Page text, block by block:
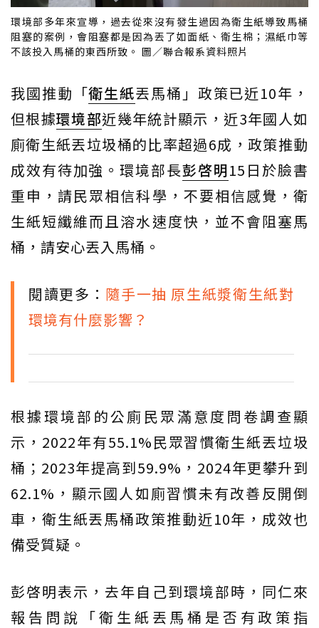
環境部多年來宣導，過去從來沒有發生過因為衛生紙導致馬桶
阻塞的案例，會阻塞都是因為丟了如面紙、衛生棉；濕紙巾等
不該投入馬桶的東西所致。 圖／聯合報系資料照片
我國推動「衛生紙丟馬桶」政策已近10年，
但根據環境部近幾年統計顯示，近3年國人如
廁衛生紙丟垃圾桶的比率超過6成，政策推動
成效有待加強。環境部長彭啓明15日於臉書
重申，請民眾相信科學，不要相信感覺，衛
生紙短纖維而且溶水速度快，並不會阻塞馬
桶，請安心丟入馬桶。
閱讀更多： 隨手一抽 原生紙漿衛生紙對
環境有什麼影響？
根據環境部的公廁民眾滿意度問卷調查顯
示，2022年有55.1%民眾習慣衛生紙丟垃圾
桶；2023年提高到59.9%，2024年更攀升到
62.1%，顯示國人如廁習慣未有改善反開倒
車，衛生紙丟馬桶政策推動近10年，成效也
備受質疑。
彭啓明表示，去年自己到環境部時，同仁來
報告問說「衛生紙丟馬桶是否有政策指